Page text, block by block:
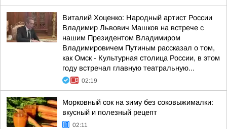
Виталий Хоценко: Народный артист России
Владимир Львович Машков на встрече с
нашим Президентом Владимиром
Владимировичем Путиным рассказал о том,
как Омск - Культурная столица России, в этом
году встречал главную театральную...
02:19
Морковный сок на зиму без соковыжималки:
вкусный и полезный рецепт
02:11